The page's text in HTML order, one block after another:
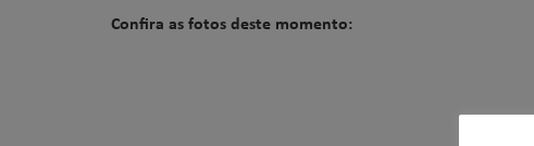
Confira as fotos deste momento: